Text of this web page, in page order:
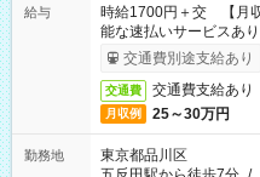
給与
時給1700円＋交 【月
能な速払いサービスあり
交通費別途支給あり
交通費 交通費支給あり
月収例 25～30万円
勤務地
東京都品川区